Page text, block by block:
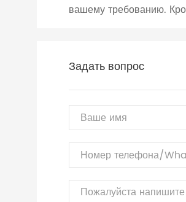
вашему требованию.
Задать вопрос